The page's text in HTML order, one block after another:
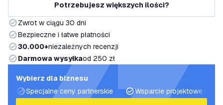
Potrzebujesz większych ilości?
Zwrot w ciągu 30 dni
Bezpieczne i łatwe płatności
30.000+niezależnych recenzji
Darmowa wysyłkaod 250 zł
Wybierz dla biznesu
Specjalne ceny partnerskie
Wsparcie projektowe i